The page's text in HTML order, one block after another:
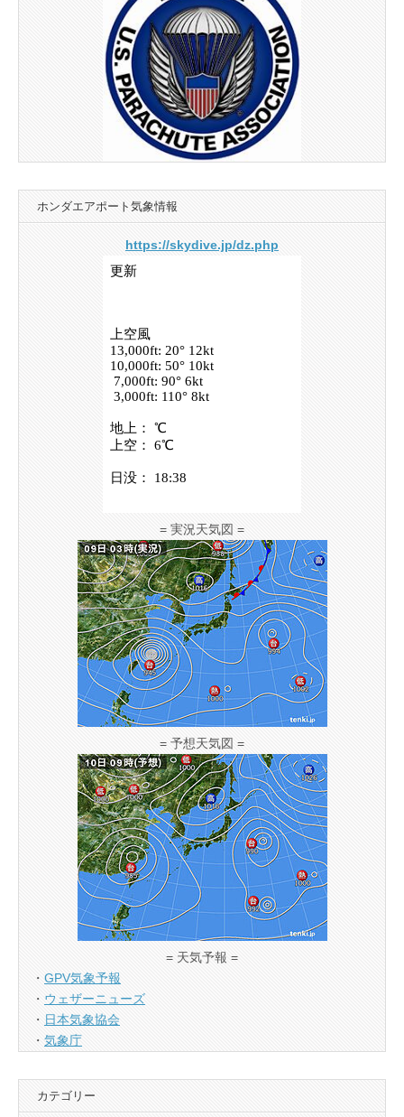
ホンダエアポート気象情報
https://skydive.jp/dz.php
= 実況天気図 =
= 予想天気図 =
= 天気予報 =
・ GPV気象予報
・ ウェザーニューズ
・ 日本気象協会
・ 気象庁
カテゴリー